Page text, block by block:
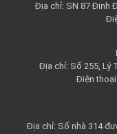
Địa chỉ: SN 87 Đinh
Địa chỉ: Số 255, Lý
Điện
Địa chỉ: Số nhà 314